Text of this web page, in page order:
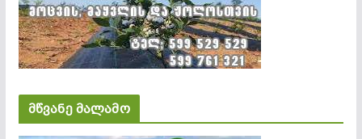
მწვანე მალამო